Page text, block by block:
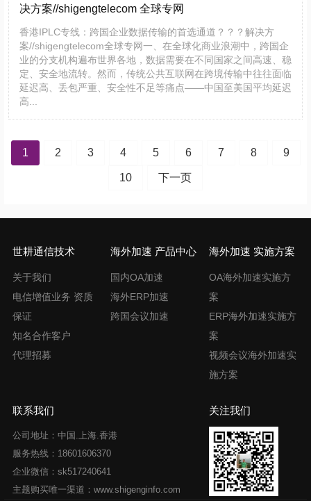
决方案//shigengtelecom 全球专网
香港IPLC专线：跨国企业数据传输的首选通道？？？解决方
案//shigengtelecom全球专网一、在全球化商业浪潮中，跨国企
业的分支机构遍布世界各地，数据需要在不同国家之间高速、稳
定、安全地流转。然而，传统公共互联网在跨境传输中往往面临
延迟高、丢包严重、安全性不足等痛点——中国至美国平均延迟
高...
文
导
1 2 3 4 5 6 7 8 9
10 下一页
世耕通信技术
关于我们
电信增值业务 资质
保证
知名合作客户
代理招募
海外加速 产品中心
国内OA加速
海外ERP加速
跨国会议加速
海外加速 实施方案
OA海外加速实施方
案
ERP海外加速实施方
案
视频会议海外加速实
施方案
联系我们
公司地址：中国.上海.香港
服务热线：18601606370
企业微信：sk517240641
主题购买唯一渠道：www.shigenginfo.com
关注我们